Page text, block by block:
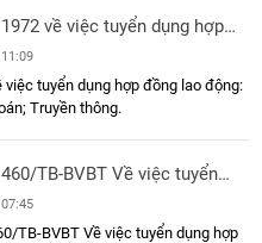
về việc tuyển dụng hợp
việc tuyển dụng hợp đồng lao động:
Truyền thông.
TB-BVBT Về việc tuyển
lao động làm công tác
nghiệp vụ
TB-BVBT Về việc tuyển dụng hợp